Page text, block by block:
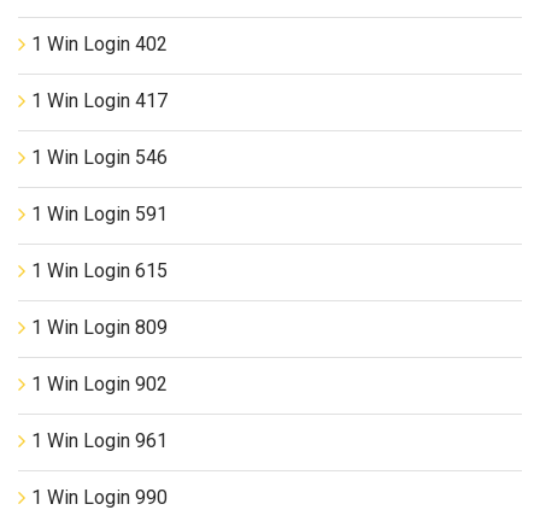
1 Win Login 402
1 Win Login 417
1 Win Login 546
1 Win Login 591
1 Win Login 615
1 Win Login 809
1 Win Login 902
1 Win Login 961
1 Win Login 990